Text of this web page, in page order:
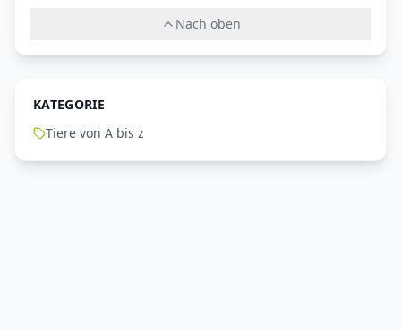
Nach oben
KATEGORIE
Tiere von A bis z